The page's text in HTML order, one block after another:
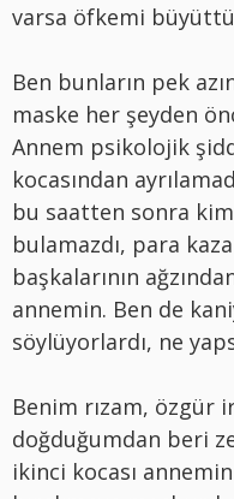
varsa öfkemi
Ben bunların pek
maske her şeyden
Annem psikolojik
kocasından
bu saatten sonra kim
bulamazdı, para
başkalarının
annemin. Ben de
söylüyorlardı, ne
Benim rızam, özgür
doğduğumdan beri
ikinci kocası